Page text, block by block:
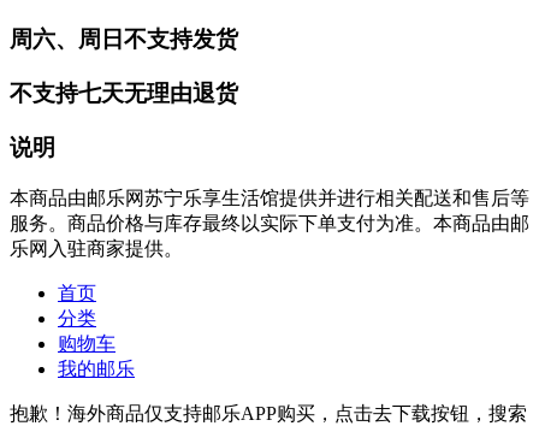
周六、周日不支持发货
不支持七天无理由退货
说明
本商品由邮乐网苏宁乐享生活馆提供并进行相关配送和售后等
服务。商品价格与库存最终以实际下单支付为准。本商品由邮
乐网入驻商家提供。
首页
分类
购物车
我的邮乐
抱歉！海外商品仅支持邮乐APP购买，点击去下载按钮，搜索